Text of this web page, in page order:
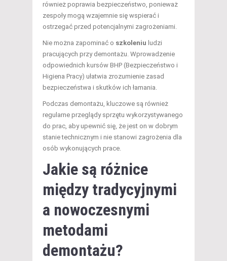
również poprawia bezpieczeństwo, ponieważ
zespoły mogą wzajemnie się wspierać i
ostrzegać przed potencjalnymi zagrożeniami.
Nie można zapominać o szkoleniu ludzi
pracujących przy demontażu. Wprowadzenie
odpowiednich kursów BHP (Bezpieczeństwo i
Higiena Pracy) ułatwia zrozumienie zasad
bezpieczeństwa i skutków ich łamania.
Podczas demontażu, kluczowe są również
regularne przeglądy sprzętu wykorzystywanego
do prac, aby upewnić się, że jest on w dobrym
stanie technicznym i nie stanowi zagrożenia dla
osób wykonujących prace.
Jakie są różnice
między tradycyjnymi
a nowoczesnymi
metodami
demontażu?